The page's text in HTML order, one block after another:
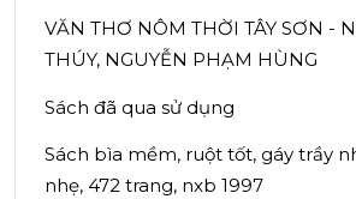
VĂN THƠ NÔM THỜI TÂY SƠN -
THÚY, NGUYỄN PHẠM HÙNG
Sách đã qua sử dụng
Sách bìa mềm, ruột tốt, gáy trầy
nhẹ, 472 trang, nxb 1997